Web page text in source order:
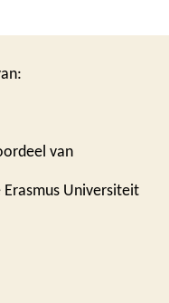
van
Universiteit